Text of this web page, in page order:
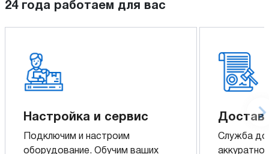
24 года работаем для вас
Настройка и сервис
Подключим и настроим
оборудование. Обучим ваших
Служба
аккуратно